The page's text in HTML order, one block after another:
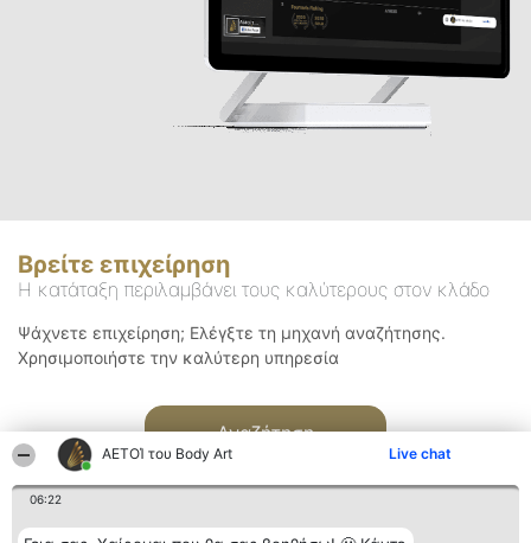
ΑΕΤΟΊ του Body Art Live chat
06:22
Βρείτε επιχείρηση
Η κατάταξη περιλαμβάνει τους καλύτερους στον κλάδο
Ψάχνετε επιχείρηση; Ελέγξτε τη μηχανή αναζήτησης.
Χρησιμοποιήστε την καλύτερη υπηρεσία
Αναζήτηση